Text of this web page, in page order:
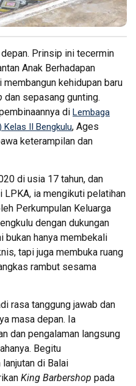
Prinsip ini tecermin
Anak Berhadapan
kehidupan baru
dan sepasang gunting.
di Lembaga
II Bengkulu, Ages
keterampilan dan
di usia 17 tahun, dan
ia mengikuti pelatihan
Perkumpulan Keluarga
dengan dukungan
bukan hanya membekali
tapi juga membuka ruang
rambut sesama
rasa tanggung jawab dan
masa depan. Ia
dan pengalaman langsung
Begitu
di Balai
King Barbershop pada